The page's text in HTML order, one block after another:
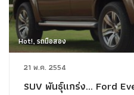
Hot!, รถมือสอง
21 พ.ค. 2554
SUV พันธุ์แกร่ง... Ford